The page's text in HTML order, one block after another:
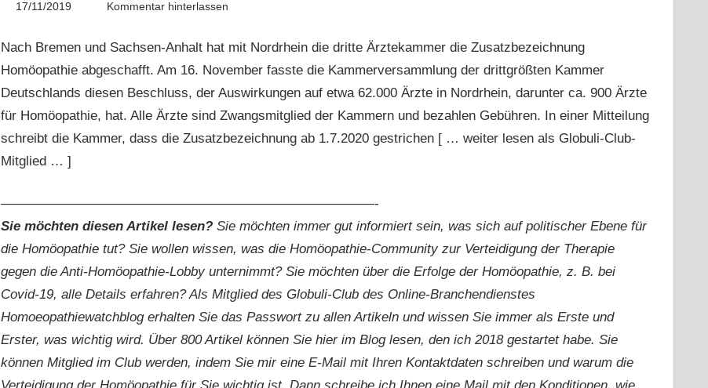
17/11/2019 Christian J. Becker
Allgemein
Kommentar hinterlassen
Nach Bremen und Sachsen-Anhalt hat mit Nordrhein die dritte Ärztekammer die Zusatzbezeichnung
Homöopathie abgeschafft. Am 16. November fasste die Kammerversammlung der drittgrößten Kammer
Deutschlands diesen Beschluss, der Auswirkungen auf etwa 62.000 Ärzte in Nordrhein, darunter ca. 900 Ärzte
für Homöopathie, hat. Alle Ärzte sind Zwangsmitglied der Kammern und bezahlen Gebühren. In einer Mitteilung
schreibt die Kammer, dass die Zusatzbezeichnung ab 1.7.2020 gestrichen [ … weiter lesen als Globuli-Club-
Mitglied … ]
————————————————————————————-
Sie möchten diesen Artikel lesen? Sie möchten immer gut informiert sein, was sich auf politischer Ebene für
die Homöopathie tut? Sie wollen wissen, was die Homöopathie-Community zur Verteidigung der Therapie
gegen die Anti-Homöopathie-Lobby unternimmt? Sie möchten über die Erfolge der Homöopathie, z. B. bei
Covid-19, alle Details erfahren? Als Mitglied des Globuli-Club des Online-Branchendienstes
Homoeopathiewatchblog erhalten Sie das Passwort zu allen Artikeln und wissen Sie immer als Erste und
Erster, was wichtig wird. Über 800 Artikel können Sie hier im Blog lesen, den ich 2018 gestartet habe. Sie
können Mitglied im Club werden, indem Sie mir eine E-Mail mit Ihren Kontaktdaten schreiben und warum die